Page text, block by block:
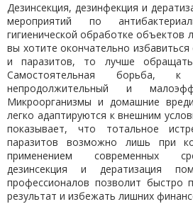
Дезинсекция, дезинфекция и
мероприятий по
гигиенической обработке объектов
вы хотите окончательно
и паразитов, то лучше
Самостоятельная борьба,
непродолжительный и
Микроорганизмы и домашние
легко адаптируются к внешним
показывает, что тотальное
паразитов возможно лишь при
применением современных
дезинсекция и дератизация
профессионалов позволит быстро
результат и избежать лишних